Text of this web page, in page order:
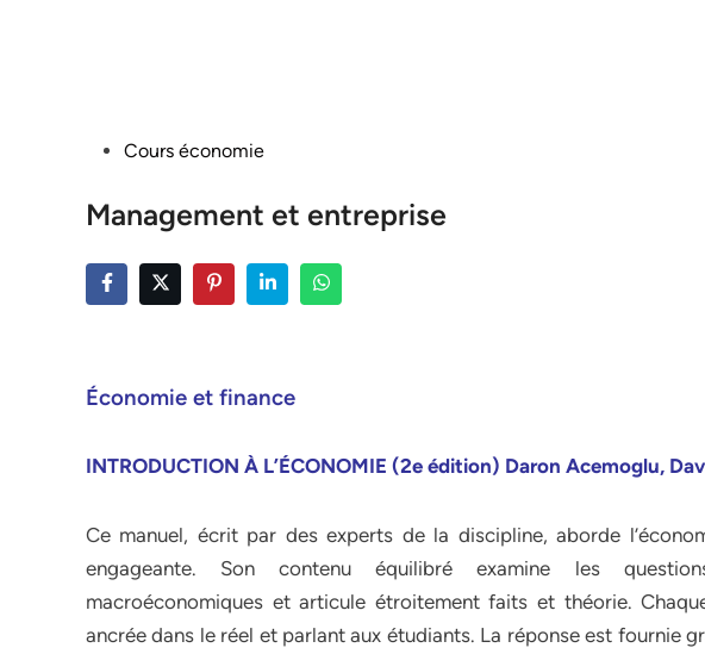
PostedCours économie
Management et entreprise
Économie et finance
INTRODUCTION À L’ÉCONOMIE (2e édition) Daron Acemoglu,
Ce manuel, écrit par des experts de la discipline, aborde
engageante. Son contenu équilibré examine les
macroéconomiques et articule étroitement faits et théorie.
ancrée dans le réel et parlant aux étudiants. La réponse est fournie